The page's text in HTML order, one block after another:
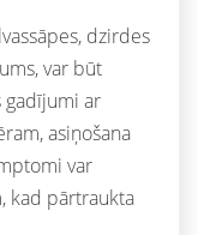
dzirdes
var būt
gadījumi ar
asiņošana
var
kad pārtraukta